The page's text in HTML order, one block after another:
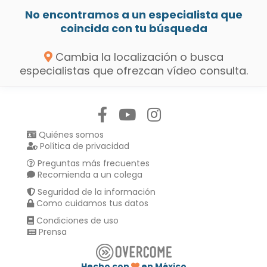
No encontramos a un especialista que
coincida con tu búsqueda
Cambia la localización o busca
especialistas que ofrezcan vídeo consulta.
Quiénes somos
Política de privacidad
Preguntas más frecuentes
Recomienda a un colega
Seguridad de la información
Como cuidamos tus datos
Condiciones de uso
Prensa